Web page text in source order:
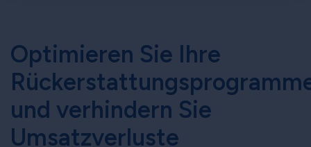
Optimieren Sie Ihre
und verhindern Sie
Umsatzverluste